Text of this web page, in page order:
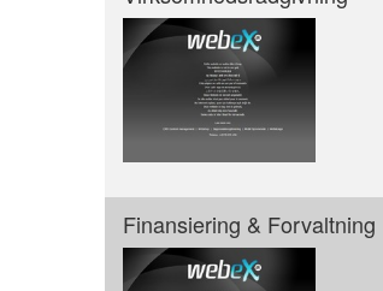
Finansiering & Forvaltning